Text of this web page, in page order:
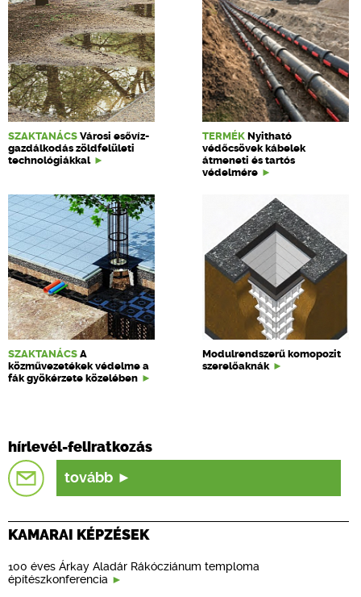
SZAKTANÁCS Városi esővíz-
gazdálkodás zöldfelületi
technológiákkal
TERMÉK Nyitható
védőcsövek kábelek
átmeneti és tartós
védelmére
SZAKTANÁCS A
közművezetékek védelme a
fák gyökérzete közelében
Modulrendszerű komopozit
szerelőaknák
hírlevél-feliratkozás
tovább
KAMARAI KÉPZÉSEK
100 éves Árkay Aladár Rákócziánum temploma
építészkonferencia